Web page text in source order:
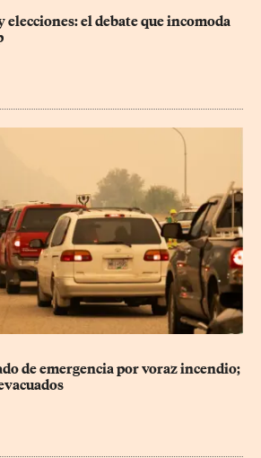
el debate que incomoda
de emergencia por voraz incendio;